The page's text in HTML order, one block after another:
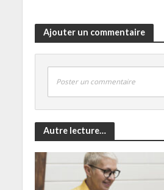
Ajouter un commentaire
Poster un commentaire
Autre lecture…